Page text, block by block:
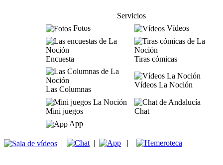
Servicios
Fotos
Vídeos
Encuesta Tiras cómicas
Las Columnas
Vídeos La Noción
Mini juegos
Chat
App
| | |